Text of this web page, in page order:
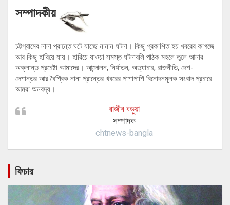
সম্পাদকীয়
চট্টগ্রামের নানা প্রান্তে ঘটে যাচ্ছে নানান ঘটনা। কিছু প্রকাশিত হয় খবরের কাগজে
আর কিছু হারিয়ে যায়। হারিয়ে যাওয়া সমস্ত ঘটনাবলি পাঠক মহলে তুলে আনার
অক্লান্ত প্রচেষ্টা আমাদের। আন্দোলন, নির্যাতন, অত্যাচার, রাজনীতি, দেশ-
দেশান্তর আর বৈশ্বিক নানা প্রান্তের খবরের পাশাপাশি বিনোদনমূলক সংবাদ প্রচারে
আমরা অনবদ্য।
রাজীব বড়ুয়া
সম্পাদক
chtnews-bangla
ফিচার